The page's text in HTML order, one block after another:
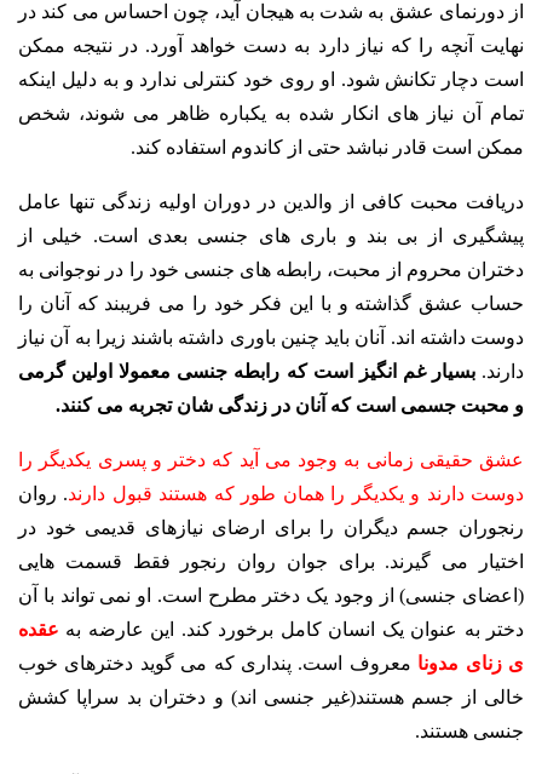
از دورنمای عشق به شدت به هیجان آید، چون احساس می کند در
نهایت آنچه را که نیاز دارد به دست خواهد آورد. در نتیجه ممکن
است دچار تکانش شود. او روی خود کنترلی ندارد و به دلیل اینکه
تمام آن نیاز های انکار شده به یکباره ظاهر می شوند، شخص
ممکن است قادر نباشد حتی از کاندوم استفاده کند.
دریافت محبت کافی از والدین در دوران اولیه زندگی تنها عامل
پیشگیری از بی بند و باری های جنسی بعدی است. خیلی از
دختران محروم از محبت، رابطه های جنسی خود را در نوجوانی به
حساب عشق گذاشته و با این فکر خود را می فریبند که آنان را
دوست داشته اند. آنان باید چنین باوری داشته باشند زیرا به آن نیاز
دارند.بسیار غم انگیز است که رابطه جنسی معمولا اولین گرمی
و محبت جسمی است که آنان در زندگی شان تجربه می کنند.
عشق حقیقی زمانی به وجود می آید که دختر و پسری یکدیگر را
دوست دارند و یکدیگر را همان طور که هستند قبول دارند. روان
رنجوران جسم دیگران را برای ارضای نیازهای قدیمی خود در
اختیار می گیرند. برای جوان روان رنجور فقط قسمت هایی
(اعضای جنسی) از وجود یک دختر مطرح است. او نمی تواند با آن
دختر به عنوان یک انسان کامل برخورد کند. این عارضه به عقده
ی زنای مدونا معروف است. پنداری که می گوید دخترهای خوب
خالی از جسم هستند(غیر جنسی اند) و دختران بد سراپا کشش
جنسی هستند.